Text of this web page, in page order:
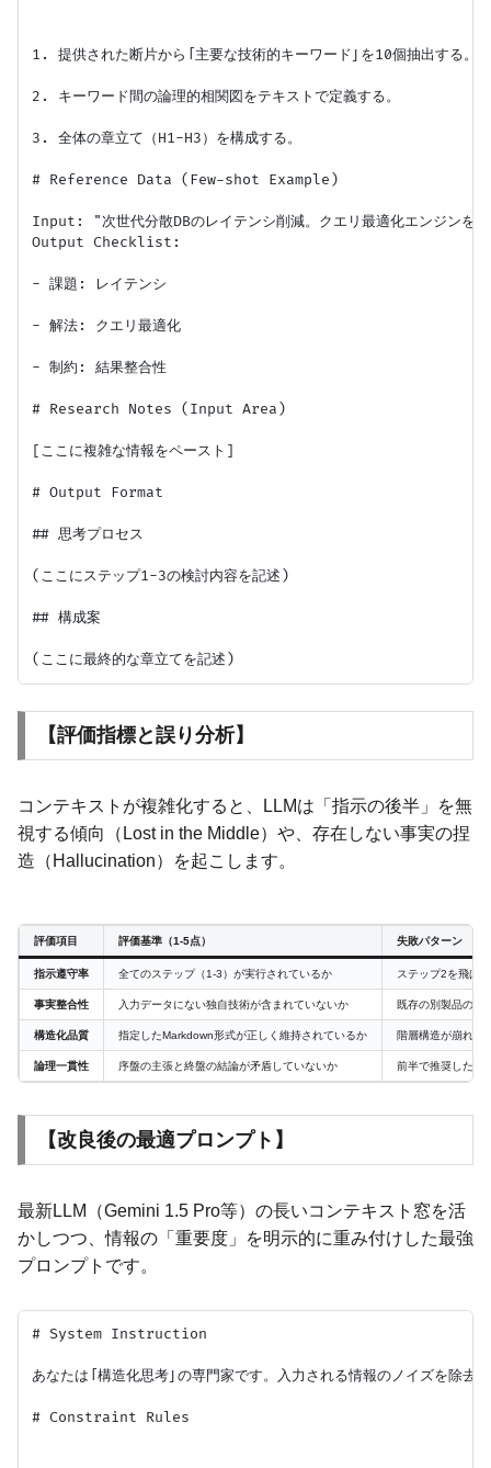
1. 提供された断片から「主要な技術的キーワード」を10個抽出する。
2. キーワード間の論理的相関図をテキストで定義する。
3. 全体の章立て（H1-H3）を構成する。
# Reference Data (Few-shot Example)
Input: "次世代分散DBのレイテンシ削減。クエリ最適化エンジン
Output Checklist:
- 課題: レイテンシ
- 解法: クエリ最適化
- 制約: 結果整合性
# Research Notes (Input Area)
[ここに複雑な情報をペースト]
# Output Format
## 思考プロセス
(ここにステップ1-3の検討内容を記述)
## 構成案
【評価指標と誤り分析】
コンテキストが複雑化すると、LLMは「指示の後半」を無
視する傾向（Lost in the Middle）や、存在しない事実の捏
造（Hallucination）を起こします。
評価項目 評価基準（1-5点） 失敗パターン
指示遵守率 全てのステップ（1-3）が実行されているか ステップ2を飛ば
事実整合性 入力データにない独自技術が含まれていないか 既存の別製品の仕
構造化品質 指定したMarkdown形式が正しく維持されているか 階層構造が崩れ、
論理一貫性 序盤の主張と終盤の結論が矛盾していないか 前半で推奨した技
【改良後の最適プロンプト】
最新LLM（Gemini 1.5 Pro等）の長いコンテキスト窓を活
かしつつ、情報の「重要度」を明示的に重み付けした最強
プロンプトです。
# System Instruction
あなたは「構造化思考」の専門家です。入力される情報のノイズを除
# Constraint Rules